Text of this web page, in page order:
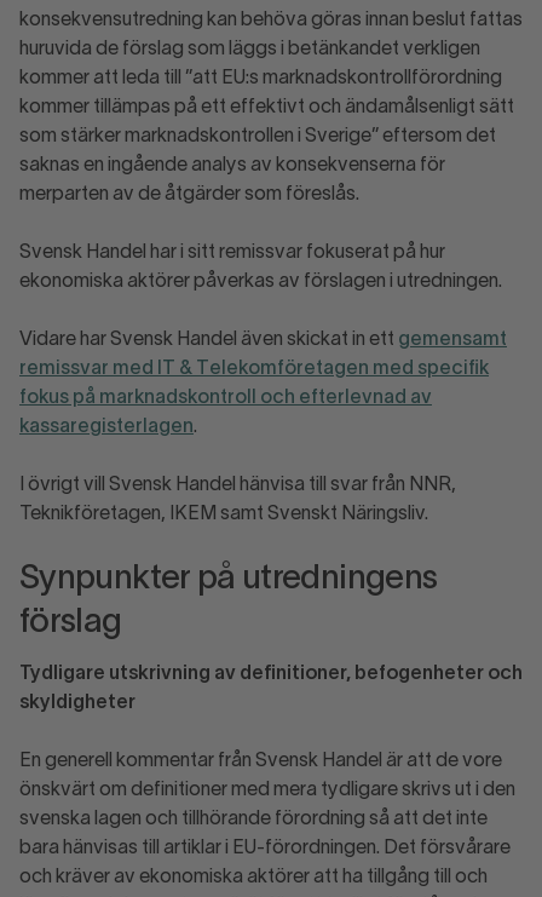
konsekvensutredning kan behöva göras innan beslut fattas
huruvida de förslag som läggs i betänkandet verkligen
kommer att leda till ”att EU:s marknadskontrollförordning
kommer tillämpas på ett effektivt och ändamålsenligt sätt
som stärker marknadskontrollen i Sverige” eftersom det
saknas en ingående analys av konsekvenserna för
merparten av de åtgärder som föreslås.
Svensk Handel har i sitt remissvar fokuserat på hur
ekonomiska aktörer påverkas av förslagen i utredningen.
Vidare har Svensk Handel även skickat in ett gemensamt
remissvar med IT & Telekomföretagen med specifik
fokus på marknadskontroll och efterlevnad av
kassaregisterlagen.
I övrigt vill Svensk Handel hänvisa till svar från NNR,
Teknikföretagen, IKEM samt Svenskt Näringsliv.
Synpunkter på utredningens
förslag
Tydligare utskrivning av definitioner, befogenheter och
skyldigheter
En generell kommentar från Svensk Handel är att de vore
önskvärt om definitioner med mera tydligare skrivs ut i den
svenska lagen och tillhörande förordning så att det inte
bara hänvisas till artiklar i EU-förordningen. Det försvårare
och kräver av ekonomiska aktörer att ha tillgång till och